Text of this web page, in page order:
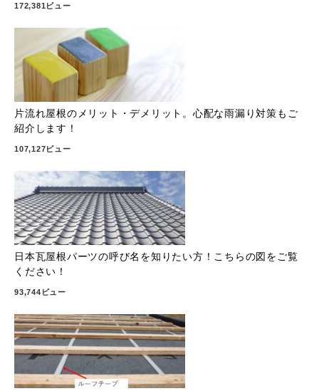
172,381ビュー
片流れ屋根のメリット・デメリット。心配な雨漏り対策もご
紹介します！
107,127ビュー
日本瓦屋根パーツの呼び名を知りたい方！こちらの図をご覧
ください！
93,744ビュー